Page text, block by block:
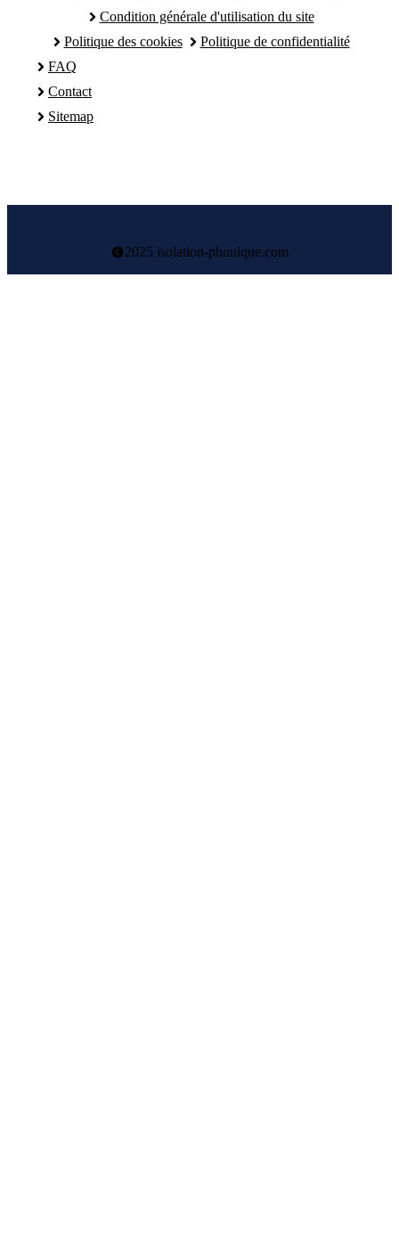
Condition générale d'utilisation du site
Politique des cookies
Politique de confidentialité
FAQ
Contact
Sitemap
2025 isolation-phonique.com